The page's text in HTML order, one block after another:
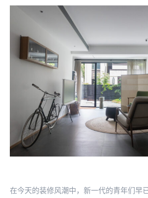
在今天的装修风潮中，新一代的青年们早